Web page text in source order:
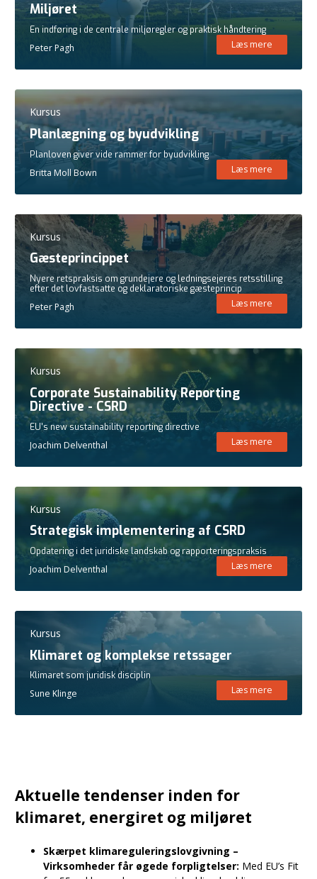
Miljøret
En indføring i de centrale miljøregler og praktisk håndtering
Peter Pagh Læs mere
Kursus
Planlægning og byudvikling
Planloven giver vide rammer for byudvikling
Britta Moll Bown Læs mere
Kursus
Gæsteprincippet
Nyere retspraksis om grundejere og ledningsejeres retsstilling
efter det lovfastsatte og deklaratoriske gæsteprincip
Peter Pagh Læs mere
Kursus
Corporate Sustainability Reporting
Directive - CSRD
EU's new sustainability reporting directive
Joachim Delventhal Læs mere
Kursus
Strategisk implementering af CSRD
Opdatering i det juridiske landskab og rapporteringspraksis
Joachim Delventhal Læs mere
Kursus
Klimaret og komplekse retssager
Klimaret som juridisk disciplin
Sune Klinge Læs mere
Aktuelle tendenser inden for
klimaret, energiret og miljøret
Skærpet klimareguleringslovgivning –
Virksomheder får øgede forpligtelser: Med EU’s Fit